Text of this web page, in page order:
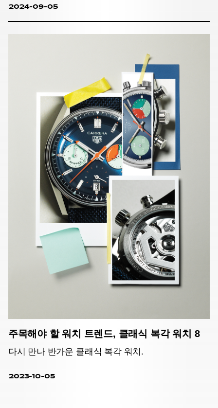
2024-09-05
주목해야 할 워치 트렌드, 클래식 복각 워치 8
다시 만나 반가운 클래식 복각 워치.
2023-10-05